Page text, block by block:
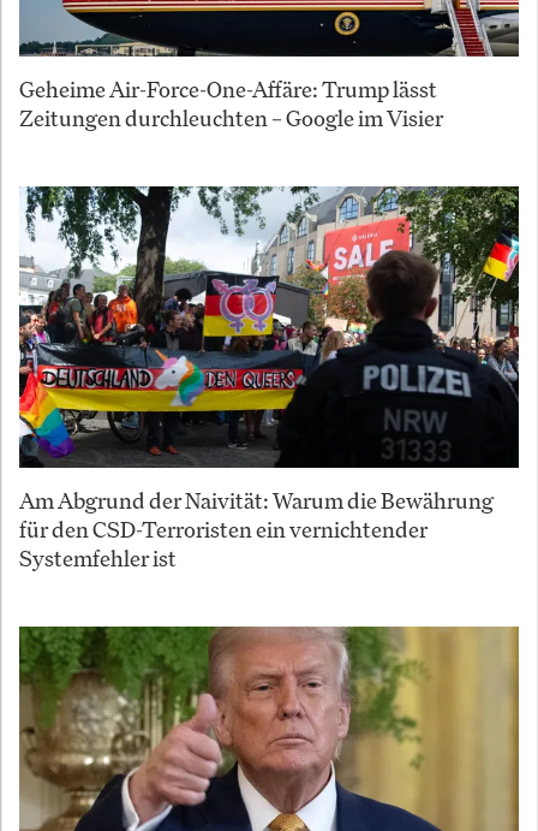
Geheime Air-Force-One-Affäre: Trump lässt
Zeitungen durchleuchten – Google im Visier
Am Abgrund der Naivität: Warum die Bewährung
für den CSD-Terroristen ein vernichtender
Systemfehler ist